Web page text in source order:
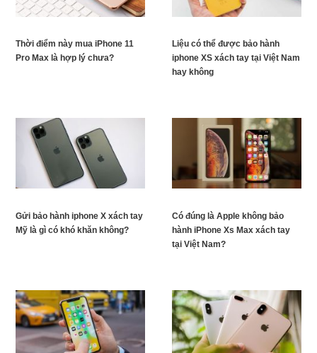
Thời điểm này mua iPhone 11
Pro Max là hợp lý chưa?
Liệu có thể được bảo hành
iphone XS xách tay tại Việt Nam
hay không
Gửi bảo hành iphone X xách tay
Mỹ là gì có khó khăn không?
Có đúng là Apple không bảo
hành iPhone Xs Max xách tay
tại Việt Nam?